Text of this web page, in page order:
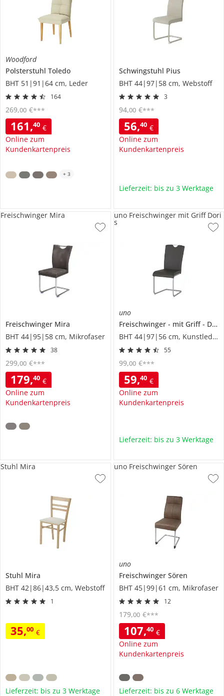
Woodford
Polsterstuhl Toledo
BHT 51|91|64 cm, Leder
164
161,40 €
Online zum
Kundenkartenpreis
269,00 €***
+ 3
Schwingstuhl Pius
BHT 44|97|58 cm, Webstoff
3
56,40 €
Online zum
Kundenkartenpreis
94,00 €***
Lieferzeit: bis zu 3 Werktage
Freischwinger Mira
BHT 44|95|58 cm, Mikrofaser
38
179,40 €
Online zum
Kundenkartenpreis
299,00 €***
Freischwinger Mira
uno
Freischwinger
mit Griff
Doris
BHT 44|97|56 cm, Kunstleder
55
59,40 €
Online zum
Kundenkartenpreis
99,00 €***
uno Freischwinger mit Griff Dori
s
Lieferzeit: bis zu 3 Werktage
Stuhl Mira
BHT 42|86|43,5 cm, Webstoff
1
35,00 €
Stuhl Mira
Lieferzeit: bis zu 3 Werktage
uno
Freischwinger Sören
BHT 45|99|61 cm, Mikrofaser
12
107,40 €
Online zum
Kundenkartenpreis
179,00 €***
uno Freischwinger Sören
Lieferzeit: bis zu 6 Werktage